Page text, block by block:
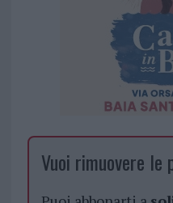
Vuoi rimuovere